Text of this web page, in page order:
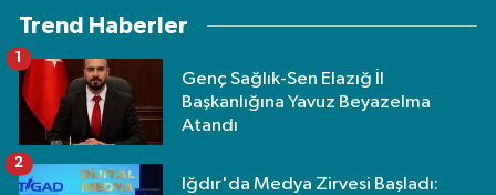
Trend Haberler
Genç Sağlık-Sen Elazığ İl
Başkanlığına Yavuz Beyazelma
Atandı
Iğdır'da Medya Zirvesi Başladı:
2